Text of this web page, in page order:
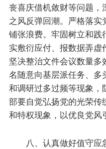
丧喜庆借机敛财等问题，
之风反弹回潮。严格落实
铺张浪费。牢固树立和践
实敷衍应付、报数据弄虚
坚决整治文件会议数量多
名随意向基层派任务、多
和调研过多过频等现象，
部要自觉弘扬党的光荣传
和特权现象，以优良党风
八、认真做好值守应